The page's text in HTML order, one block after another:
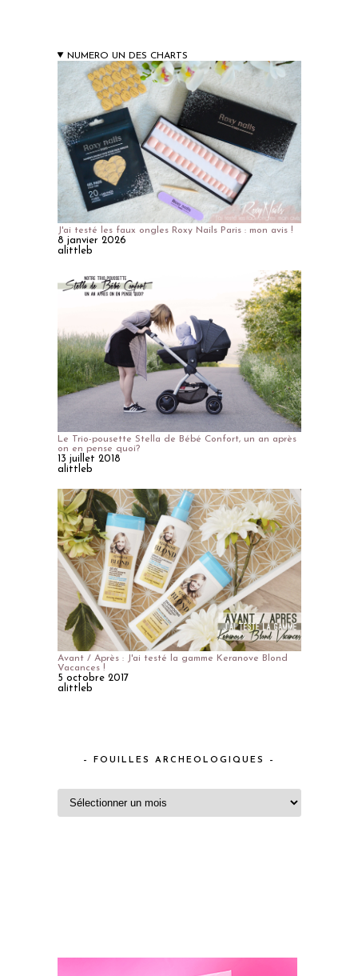
NUMERO UN DES CHARTS
J'ai testé les faux ongles Roxy Nails Paris : mon avis !
8 janvier 2026
alittleb
Le Trio-pousette Stella de Bébé Confort, un an après
on en pense quoi?
13 juillet 2018
alittleb
Avant / Après : J'ai testé la gamme Keranove Blond
Vacances !
5 octobre 2017
alittleb
– FOUILLES ARCHEOLOGIQUES –